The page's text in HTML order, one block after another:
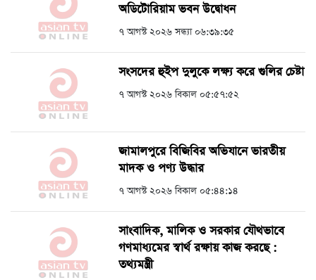
অডিটোরিয়াম ভবন উদ্বোধন
৭ আগস্ট ২০২৬ সন্ধ্যা ০৬:৩৯:৩৫
সংসদের হুইপ দুলুকে লক্ষ্য করে গুলির চেষ্টা
৭ আগস্ট ২০২৬ বিকাল ০৫:৫৭:৫২
জামালপুরে বিজিবির অভিযানে ভারতীয়
মাদক ও পণ্য উদ্ধার
৭ আগস্ট ২০২৬ বিকাল ০৫:৪৪:১৪
সাংবাদিক, মালিক ও সরকার যৌথভাবে
গণমাধ্যমের স্বার্থ রক্ষায় কাজ করছে :
তথ্যমন্ত্রী